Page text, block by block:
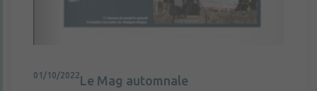
01/10/2022Le Mag automnale